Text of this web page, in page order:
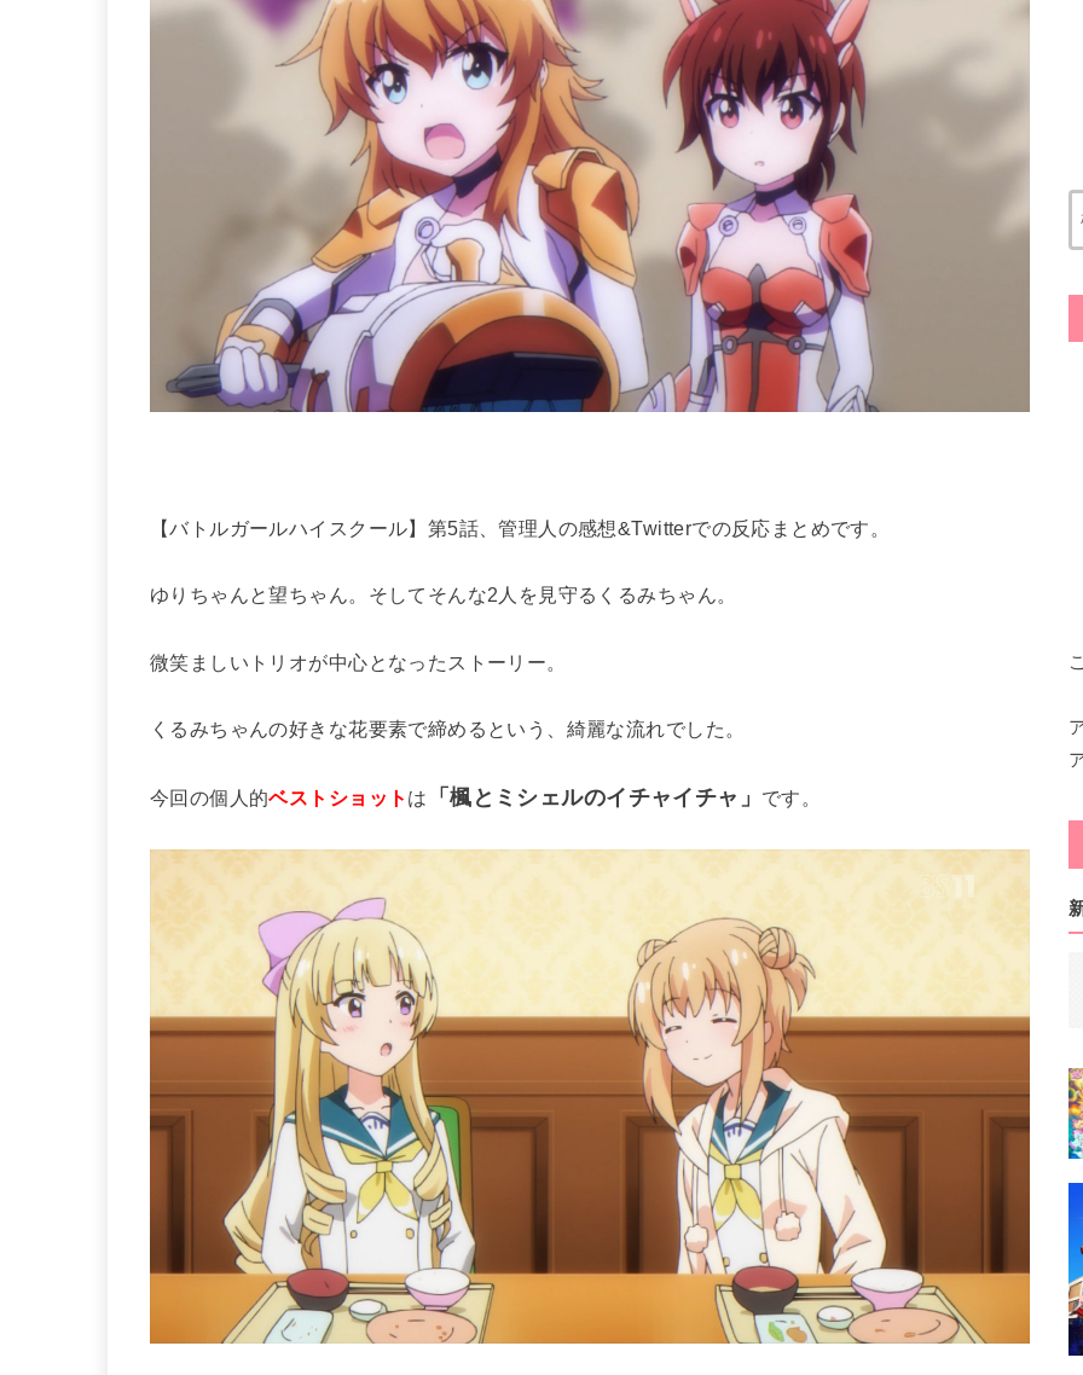
【バトルガールハイスクール】第5話、管理人の感想&Twitterでの反応まとめです。
ゆりちゃんと望ちゃん。そしてそんな2人を見守るくるみちゃん。
微笑ましいトリオが中心となったストーリー。
くるみちゃんの好きな花要素で締めるという、綺麗な流れでした。
今回の個人的ベストショット は 「楓とミシェルのイチャイチャ」 です。